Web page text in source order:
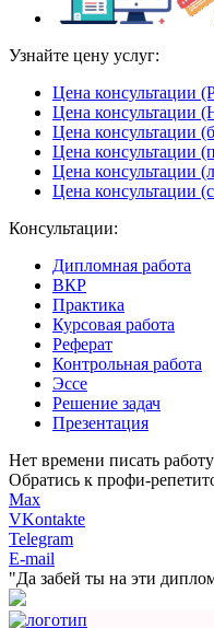
Узнайте цену услуг:
Цена консультации
Цена консультации
Цена консультации
Цена консультации
Цена консультации
Цена консультации
Консультации:
Дипломная работа
ВКР
Практика
Курсовая работа
Реферат
Контрольная работа
Эссе
Решение задач
Презентация
Нет времени писать
Обратись к профи-
Max
VKontakte
Telegram
E-mail
"Да забей ты на эти